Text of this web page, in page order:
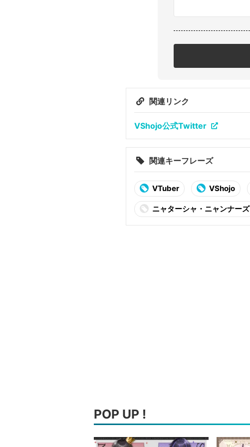
関連リンク
VShojo公式Twitter
関連キーフレーズ
VTuber VShojo
ニャターシャ・ニャンナーズ
POP UP !